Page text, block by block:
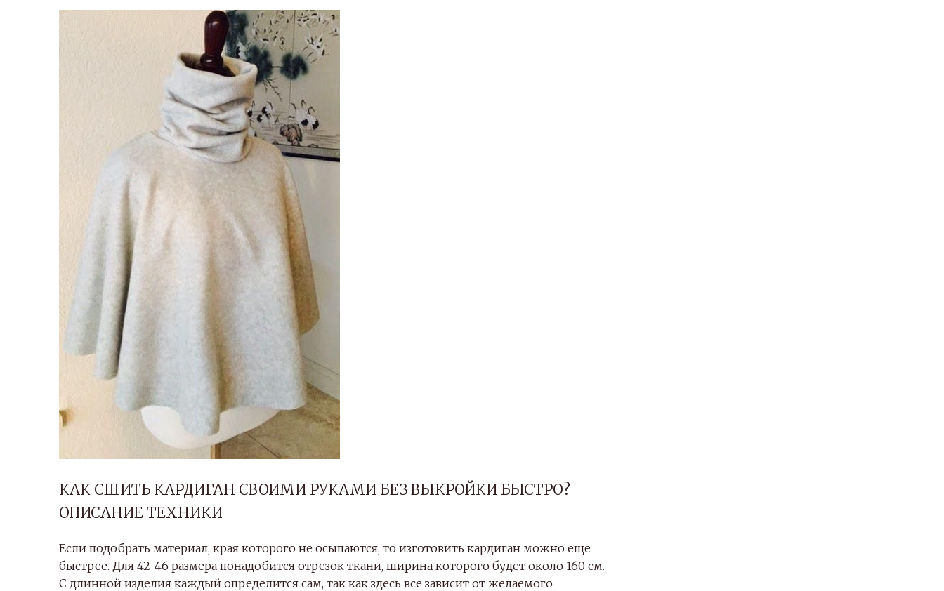
КАК СШИТЬ КАРДИГАН СВОИМИ РУКАМИ БЕЗ ВЫКРОЙКИ БЫСТРО?
ОПИСАНИЕ ТЕХНИКИ
Если подобрать материал, края которого не осыпаются, то изготовить кардиган можно еще
быстрее. Для 42-46 размера понадобится отрезок ткани, ширина которого будет около 160 см.
С длинной изделия каждый определится сам, так как здесь все зависит от желаемого